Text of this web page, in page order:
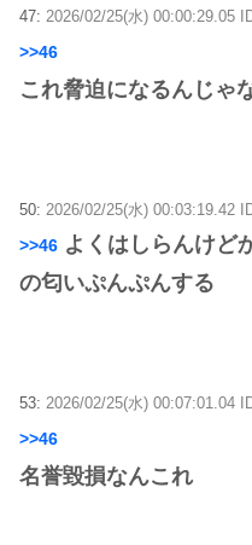
47: 2026/02/25(水) 00:00:29.05
>>46
これ脅迫になるんじゃ
50: 2026/02/25(水) 00:03:19.42
>>46 よくはしらんけど
の匂いぷんぷんする
53: 2026/02/25(水) 00:07:01.04
>>46
名誉毀損なんこれ